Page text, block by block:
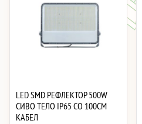
LED SMD РЕФЛЕКТОР 500W
СИВО ТЕЛО IP65 СО 100CM
КАБЕЛ